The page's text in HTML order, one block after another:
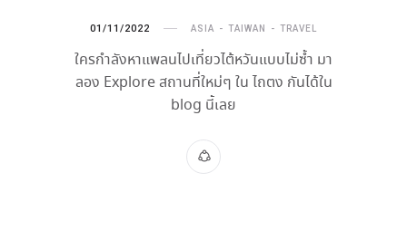
01/11/2022 ASIA TAIWAN TRAVEL
ใครกำลังหาแพลนไปเที่ยวไต้หวันแบบไม่ซ้ำ มา
ลอง Explore สถานที่ใหม่ๆ ใน ไถตง กันได้ใน
blog นี้เลย